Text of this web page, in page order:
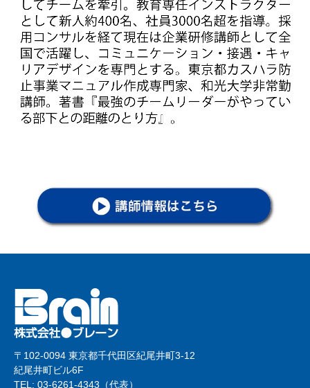
〒102-0094 東京都千代田区紀尾井町3-12
紀尾井町ビル6F
TEL: 03-6261-4343（代表）